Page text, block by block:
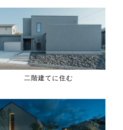
二階建てに住む